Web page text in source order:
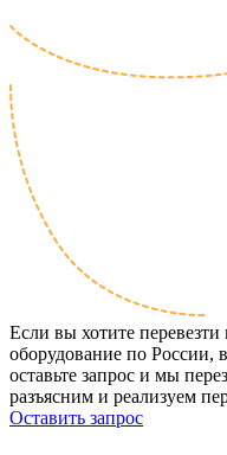
Если вы хотите перевезти
оборудование по России,
оставьте запрос и мы
разъясним и реализуем
Оставить запрос